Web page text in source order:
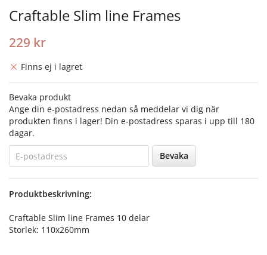
Craftable Slim line Frames
229 kr
Finns ej i lagret
Bevaka produkt
Ange din e-postadress nedan så meddelar vi dig när
produkten finns i lager! Din e-postadress sparas i upp till 180
dagar.
Bevaka
Produktbeskrivning:
Craftable Slim line Frames 10 delar
Storlek: 110x260mm